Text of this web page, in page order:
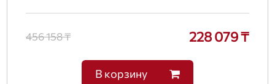
456 158 ₸ 228 079 ₸
В корзину